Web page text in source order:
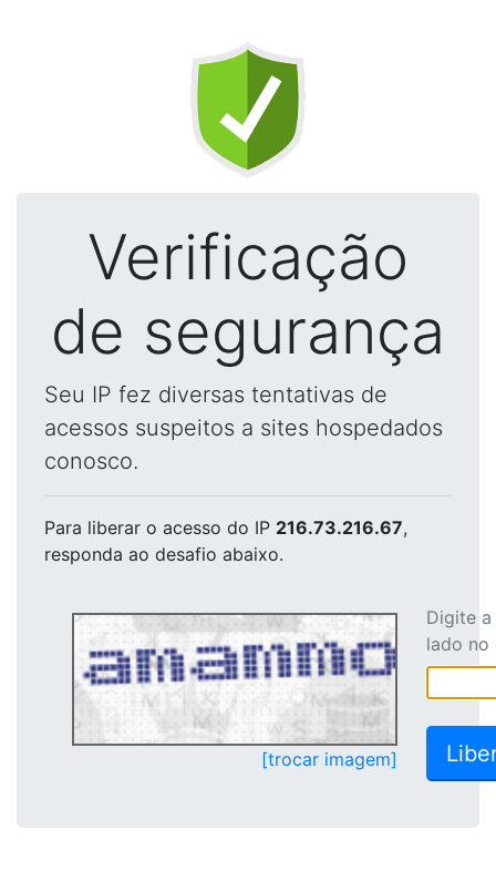
Verificação
de segurança
Seu IP fez diversas tentativas de
acessos suspeitos a sites hospedados
conosco.
Para liberar o acesso do IP 216.73.216.67,
responda ao desafio abaixo.
[trocar imagem]
Digite
lado no